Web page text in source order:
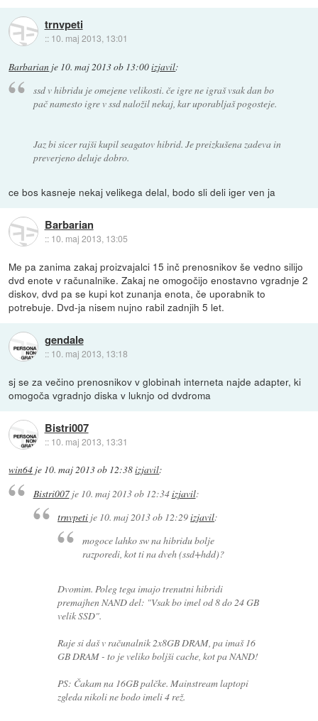
trnvpeti
:: 10. maj 2013, 13:01
Barbarian je 10. maj 2013 ob 13:00izjavil:
ssd v hibridu je omejene velikosti. če igre ne igraš vsak dan bo
pač namesto igre v ssd naložil nekaj, kar uporabljaš pogosteje.
Jaz bi sicer rajši kupil seagatov hibrid. Je preizkušena zadeva in
preverjeno deluje dobro.
ce bos kasneje nekaj velikega delal, bodo sli deli iger ven ja
Barbarian
:: 10. maj 2013, 13:05
Me pa zanima zakaj proizvajalci 15 inč prenosnikov še vedno silijo
dvd enote v računalnike. Zakaj ne omogočijo enostavno vgradnje 2
diskov, dvd pa se kupi kot zunanja enota, če uporabnik to
potrebuje. Dvd-ja nisem nujno rabil zadnjih 5 let.
gendale
:: 10. maj 2013, 13:18
sj se za večino prenosnikov v globinah interneta najde adapter, ki
omogoča vgradnjo diska v luknjo od dvdroma
Bistri007
:: 10. maj 2013, 13:31
win64 je 10. maj 2013 ob 12:38izjavil:
Bistri007je 10. maj 2013 ob 12:34izjavil:
trnvpeti je 10. maj 2013 ob 12:29izjavil:
mogoce lahko sw na hibridu bolje
razporedi, kot ti na dveh (ssd+hdd)?
Dvomim. Poleg tega imajo trenutni hibridi
premajhen NAND del: "Vsak bo imel od 8 do 24 GB
velik SSD".
Raje si daš v računalnik 2x8GB DRAM, pa imaš 16
GB DRAM - to je veliko boljši cache, kot pa NAND!
PS: Čakam na 16GB palčke. Mainstream laptopi
zgleda nikoli ne bodo imeli 4 rež.